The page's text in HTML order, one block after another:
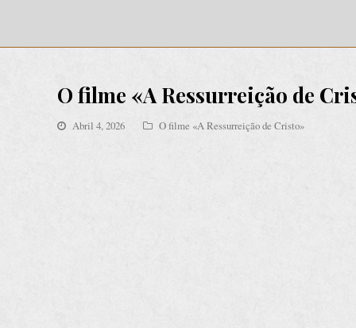
O filme «A Ressurreição de
Abril 4, 2026 O filme «A Ressurreição de Cristo»